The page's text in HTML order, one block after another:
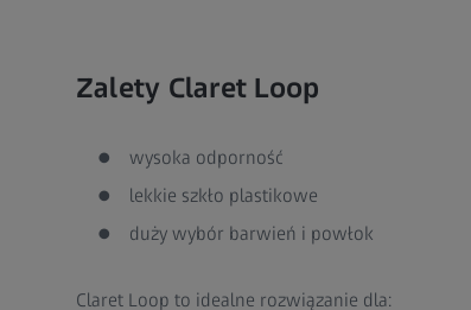
Zalety Claret Loop
wysoka odporność
lekkie szkło plastikowe
duży wybór barwień i powłok
Claret Loop to idealne rozwiązanie dla: